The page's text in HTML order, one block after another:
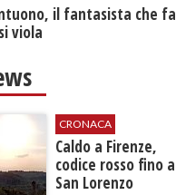
il fantasista che fa
viola
CRONACA
Caldo a Firenze,
codice rosso fino a
San Lorenzo